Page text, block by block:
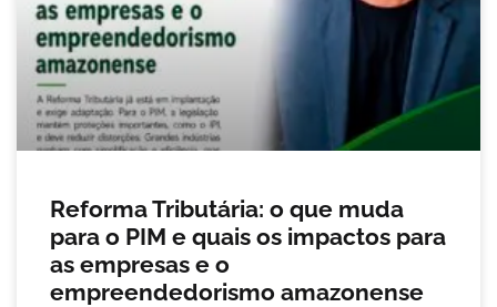
Reforma Tributária: o que muda
para o PIM e quais os impactos para
as empresas e o
empreendedorismo amazonense